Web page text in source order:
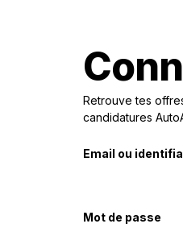
Retrouve tes
candidatures
Email ou
Mot de passe